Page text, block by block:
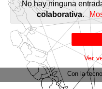
No hay ninguna
colaborativa.
Ver
Con la